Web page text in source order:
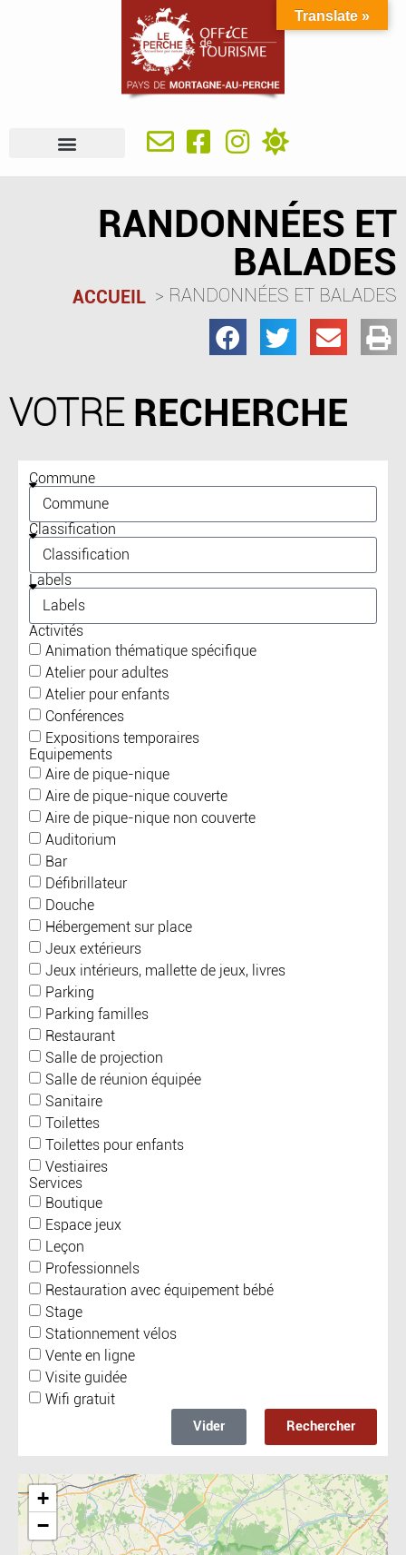
RANDONNÉES ET
BALADES
ACCUEIL RANDONNÉES ET BALADES
VOTRE RECHERCHE
Commune
Classification
Labels
Activités
Animation thématique spécifique
Atelier pour adultes
Atelier pour enfants
Conférences
Expositions temporaires
Equipements
Aire de pique-nique
Aire de pique-nique couverte
Aire de pique-nique non couverte
Auditorium
Bar
Défibrillateur
Douche
Hébergement sur place
Jeux extérieurs
Jeux intérieurs, mallette de jeux, livres
Parking
Parking familles
Restaurant
Salle de projection
Salle de réunion équipée
Sanitaire
Toilettes
Toilettes pour enfants
Vestiaires
Services
Boutique
Espace jeux
Leçon
Professionnels
Restauration avec équipement bébé
Stage
Stationnement vélos
Vente en ligne
Visite guidée
Wifi gratuit
Vider Rechercher
Include la carte
+
−
Translate »